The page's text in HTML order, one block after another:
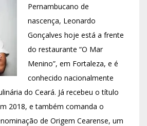
Pernambucano de
nascença, Leonardo
Gonçalves hoje está a frente
do restaurante “O Mar
Menino”, em Fortaleza, e é
conhecido nacionalmente
do Ceará. Já recebeu o título
2018, e também comanda o
de Origem Cearense, um